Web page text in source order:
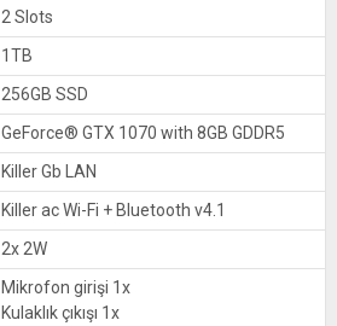
2 Slots
1TB
256GB SSD
GeForce® GTX 1070 with 8GB GDDR5
Killer Gb LAN
Killer ac Wi-Fi + Bluetooth v4.1
2x 2W
Mikrofon girişi 1x
Kulaklık çıkışı 1x